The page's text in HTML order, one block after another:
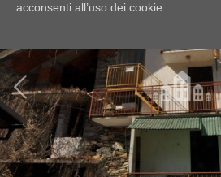
SIAMO
IMMOBILI
SERVIZI
Qualsiasi
Vendita
Affitto
Scegli
acconsenti all’uso dei cookie.